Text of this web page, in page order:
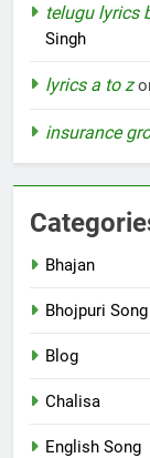
telugu lyrics
Singh
lyrics a to z
insurance
Bhajan
Bhojpuri Song
Blog
Chalisa
English Song